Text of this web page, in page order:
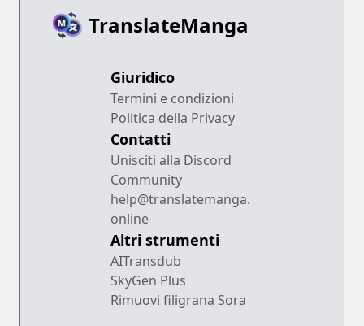
TranslateManga
Giuridico
Termini e condizioni
Politica della Privacy
Contatti
Unisciti alla Discord
Community
help@translatemanga.
online
Altri strumenti
AITransdub
SkyGen Plus
Rimuovi filigrana Sora